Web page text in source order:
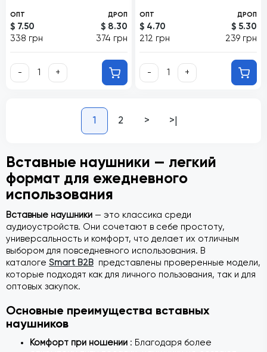
ОПТ
$ 7.50
338 грн
ДРОП
$ 8.30
374 грн
- +
ОПТ
$ 4.70
212 грн
ДРОП
$ 5.30
239 грн
- +
1 2 > >|
Вставные наушники — легкий
формат для ежедневного
использования
Вставные наушники — это классика среди
аудиоустройств. Они сочетают в себе простоту,
универсальность и комфорт, что делает их отличным
выбором для повседневного использования. В
каталоге Smart B2B представлены проверенные модели,
которые подходят как для личного пользования, так и для
оптовых закупок.
Основные преимущества вставных
наушников
Комфорт при ношении : Благодаря более